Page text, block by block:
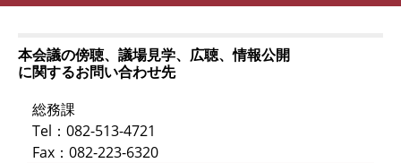
本会議の傍聴、議場見学、広聴、情報公開
に関するお問い合わせ先
総務課
Tel：082-513-4721
Fax：082-223-6320